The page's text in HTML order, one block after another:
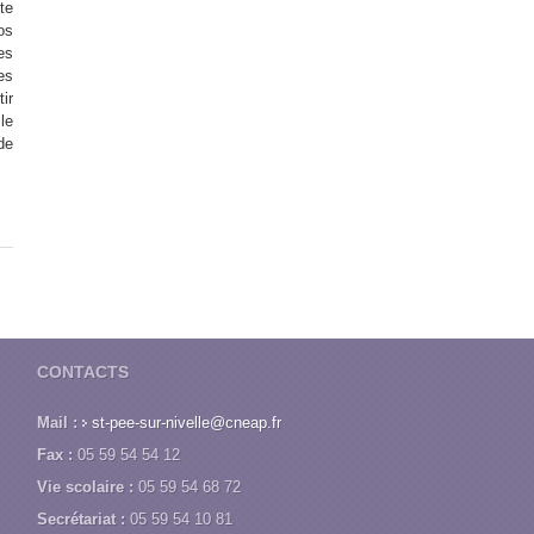
CONTACTS
Mail :
st-pee-sur-nivelle@cneap.fr
Fax : 05 59 54 54 12
Vie scolaire : 05 59 54 68 72
Secrétariat : 05 59 54 10 81